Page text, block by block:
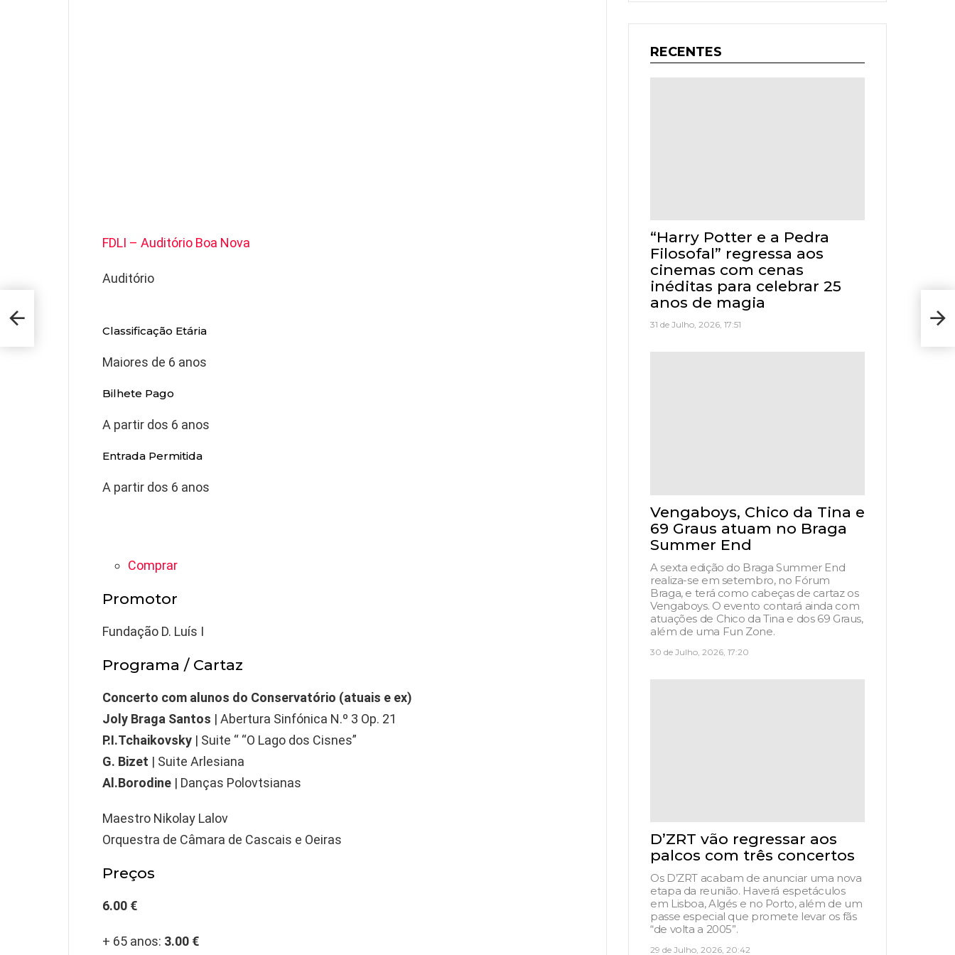
FDLI – Auditório Boa Nova
Auditório
Classificação Etária
Maiores de 6 anos
Bilhete Pago
A partir dos 6 anos
Entrada Permitida
A partir dos 6 anos
Comprar
Promotor
Fundação D. Luís I
Programa / Cartaz
Concerto com alunos do Conservatório (atuais e ex)
Joly Braga Santos | Abertura Sinfónica N.º 3 Op. 21
P.I.Tchaikovsky | Suite “ “O Lago dos Cisnes”
G. Bizet | Suite Arlesiana
Al.Borodine | Danças Polovtsianas
Maestro Nikolay Lalov
Orquestra de Câmara de Cascais e Oeiras
Preços
6.00 €
+ 65 anos: 3.00 €
RECENTES
“Harry Potter e a Pedra
Filosofal” regressa aos
cinemas com cenas
inéditas para celebrar 25
anos de magia
31 de Julho, 2026, 17:51
Vengaboys, Chico da Tina e
69 Graus atuam no Braga
Summer End
A sexta edição do Braga Summer End
realiza-se em setembro, no Fórum
Braga, e terá como cabeças de cartaz os
Vengaboys. O evento contará ainda com
atuações de Chico da Tina e dos 69 Graus,
além de uma Fun Zone.
30 de Julho, 2026, 17:20
D’ZRT vão regressar aos
palcos com três concertos
Os D’ZRT acabam de anunciar uma nova
etapa da reunião. Haverá espetáculos
em Lisboa, Algés e no Porto, além de um
passe especial que promete levar os fãs
“de volta a 2005”.
29 de Julho, 2026, 20:42